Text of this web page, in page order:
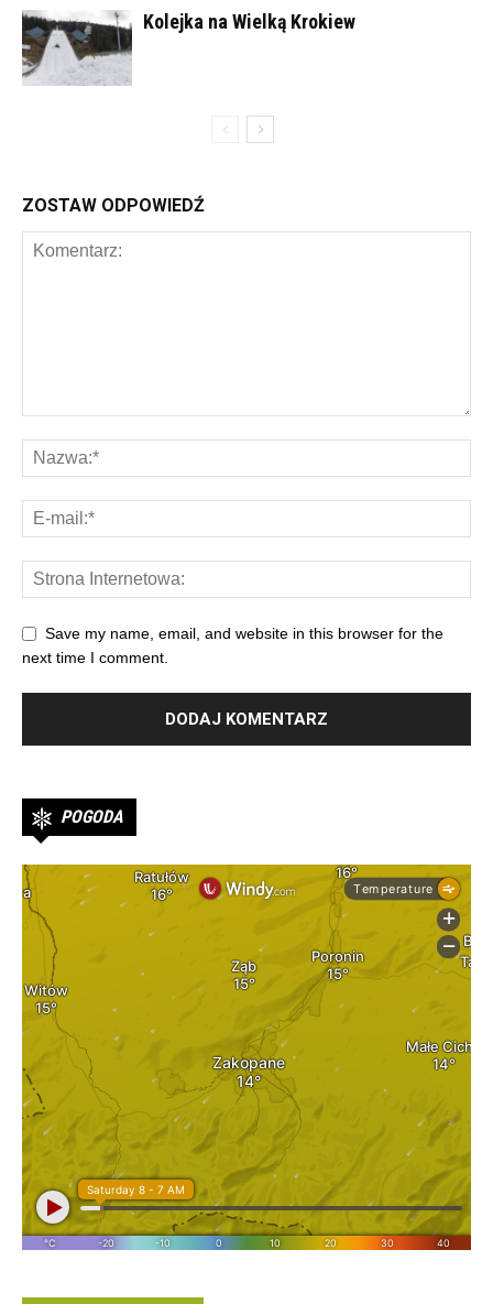
Kolejka na Wielką Krokiew
ZOSTAW ODPOWIEDŹ
Save my name, email, and website in this browser for the
next time I comment.
POGODA